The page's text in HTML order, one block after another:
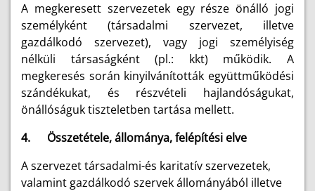
A megkeresett szervezetek egy része önálló jogi
személyként (társadalmi szervezet, illetve
gazdálkodó szervezet), vagy jogi személyiség
nélküli társaságként (pl.: kkt) működik. A
megkeresés során kinyilvánították együttműködési
szándékukat, és részvételi hajlandóságukat,
önállóságuk tiszteletben tartása mellett.
4. Összetétele, állománya, felépítési elve
A szervezet társadalmi-és karitatív szervezetek,
valamint gazdálkodó szervek állományából illetve